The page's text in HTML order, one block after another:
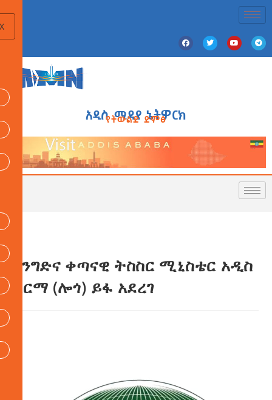
አዲስ ሚዲያ ኔትዎርክ
የትውልድ ድምፅ
የንግድና ቀጣናዊ ትስስር ሚኒስቴር አዲስ
አርማ (ሎጎ) ይፋ አደረገ